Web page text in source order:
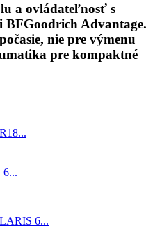
a ovládateľnosť s
BFGoodrich Advantage.
nie pre výmenu
pre kompaktné
6...